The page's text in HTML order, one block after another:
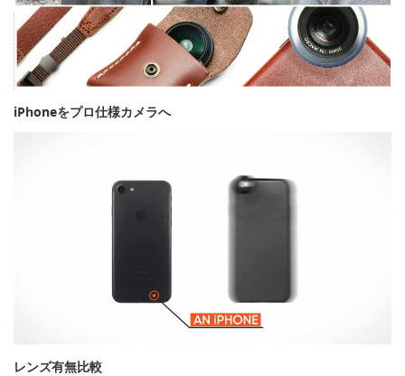
iPhoneをプロ仕様カメラへ
レンズ有無比較